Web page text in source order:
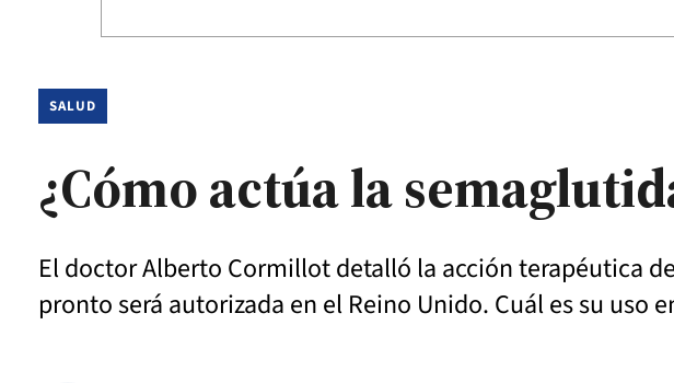
SALUD
¿Cómo actúa la
El doctor Alberto Cormillot detalló la acción terapéutica
pronto será autorizada en el Reino Unido. Cuál es su uso